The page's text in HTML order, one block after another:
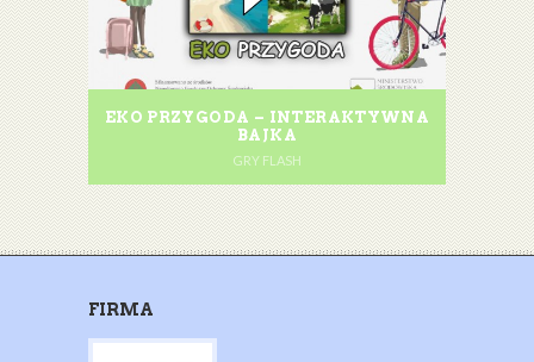
EKO PRZYGODA – INTERAKTYWNA
BAJKA
GRY FLASH
FIRMA